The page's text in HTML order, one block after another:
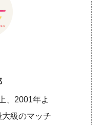
、2001年よ
級のマッチ